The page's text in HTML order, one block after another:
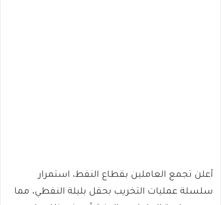
أعلن تجمع العاملين بقطاع النفط، استمرار
سلسلة عمليات التخريب بحقل بليلة النفطي، مما